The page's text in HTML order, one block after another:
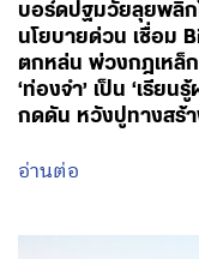
บอร์ดปฐมวัยลุยพลิก
นโยบายด่วน เชื่อม
ตกหล่น พ่วงกฎเหล็
‘ท่องจำ’ เป็น ‘เรีย
กดดัน หวังปูทางสร้
อ่านต่อ